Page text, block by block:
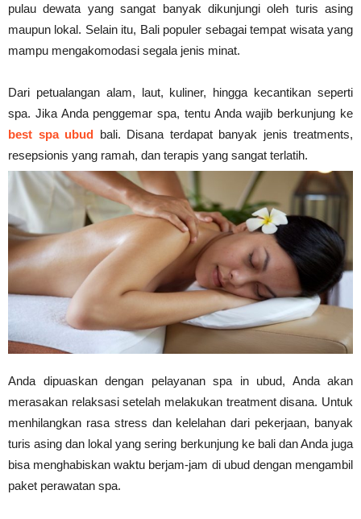
pulau dewata yang sangat banyak dikunjungi oleh turis asing
maupun lokal. Selain itu, Bali populer sebagai tempat wisata yang
mampu mengakomodasi segala jenis minat.
Dari petualangan alam, laut, kuliner, hingga kecantikan seperti
spa. Jika Anda penggemar spa, tentu Anda wajib berkunjung ke
best spa ubud bali. Disana terdapat banyak jenis treatments,
resepsionis yang ramah, dan terapis yang sangat terlatih.
Anda dipuaskan dengan pelayanan spa in ubud, Anda akan
merasakan relaksasi setelah melakukan treatment disana. Untuk
menhilangkan rasa stress dan kelelahan dari pekerjaan, banyak
turis asing dan lokal yang sering berkunjung ke bali dan Anda juga
bisa menghabiskan waktu berjam-jam di ubud dengan mengambil
paket perawatan spa.